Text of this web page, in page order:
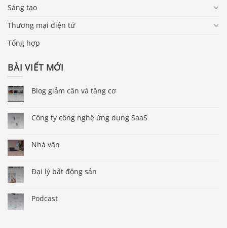
Sáng tạo
Thương mại điện tử
Tổng hợp
BÀI VIẾT MỚI
Blog giảm cân và tăng cơ
Công ty công nghệ ứng dụng SaaS
Nhà văn
Đại lý bất động sản
Podcast